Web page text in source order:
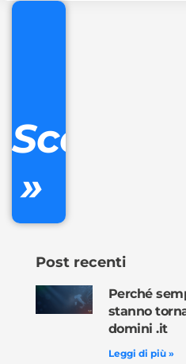
Scopri
»
Post recenti
Perché
stanno
domini .it
Leggi di più »